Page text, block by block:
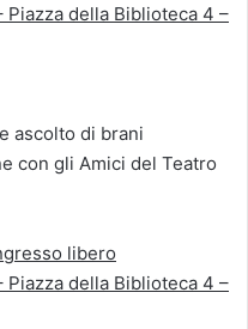
della Biblioteca 4 –
ascolto di brani
con gli Amici del Teatro
libero
della Biblioteca 4 –